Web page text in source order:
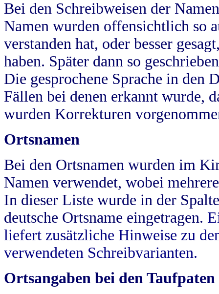
Bei den Schreibweisen der
Namen wurden offensichtlich so
verstanden hat, oder besser
haben. Später dann so
Die gesprochene Sprache in
Fällen bei denen erkannt wurde,
wurden Korrekturen
Ortsnamen
Bei den Ortsnamen wurden im
Namen verwendet, wobei
In dieser Liste wurde in der
deutsche Ortsname eingetragen.
liefert zusätzliche Hinweise zu
verwendeten Schreibvarianten.
Ortsangaben bei den Taufpaten